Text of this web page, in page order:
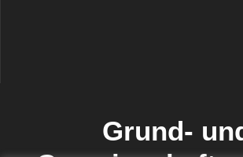
Grund-